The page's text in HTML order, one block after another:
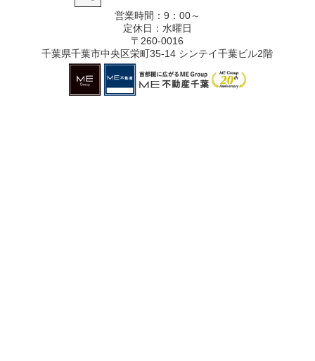
営業時間：9：00～
定休日：水曜日
〒260-0016
千葉県千葉市中央区栄町35-14 シンテイ千葉ビル2階